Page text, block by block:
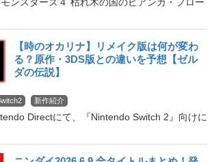
【時のオカリナ】リメイク版は何が変わ
る？原作・3DS版との違いを予想【ゼル
ダの伝説】
新作紹介
Directにて、『Nintendo Switch 2』向けに